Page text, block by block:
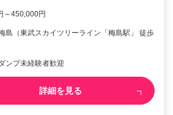
～450,000円
島（東武スカイツリーライン「梅島駅」 徒歩
ンプ未経験者歓迎
詳細を見る